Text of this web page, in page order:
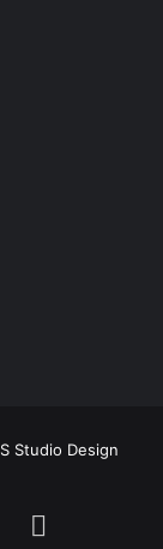
Studio Design
Spotify